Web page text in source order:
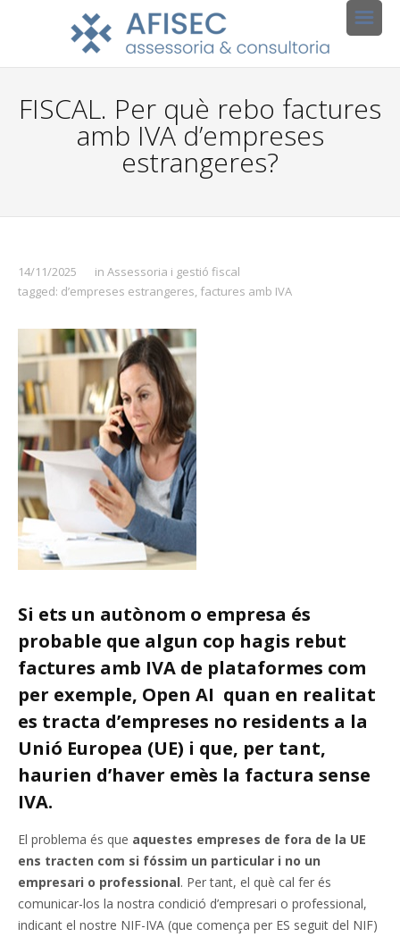
FISCAL. Per què rebo factures
amb IVA d’empreses
estrangeres?
14/11/2025 in Assessoria i gestió fiscal
tagged: d’empreses estrangeres, factures amb IVA
Si ets un autònom o empresa és
probable que algun cop hagis rebut
factures amb IVA de plataformes com
per exemple, Open AI quan en realitat
es tracta d’empreses no residents a la
Unió Europea (UE) i que, per tant,
haurien d’haver emès la factura sense
IVA.
El problema és que aquestes empreses de fora de la UE
ens tracten com si fóssim un particular i no un
empresari o professional. Per tant, el què cal fer és
comunicar-los la nostra condició d’empresari o professional,
indicant el nostre NIF-IVA (que comença per ES seguit del NIF)